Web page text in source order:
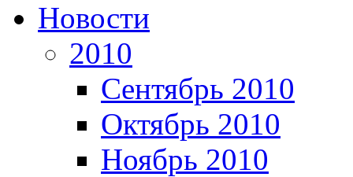
Новости
2010
Сентябрь 2010
Октябрь 2010
Ноябрь 2010